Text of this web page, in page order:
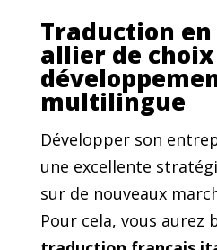
Traduction
allier de
multilingue
Développer son
une excellente
sur de nouveaux
Pour cela, vous aurez